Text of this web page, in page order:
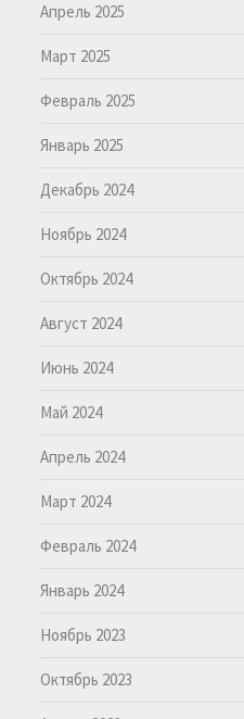
Апрель 2025
Март 2025
Февраль 2025
Январь 2025
Декабрь 2024
Ноябрь 2024
Октябрь 2024
Август 2024
Июнь 2024
Май 2024
Апрель 2024
Март 2024
Февраль 2024
Январь 2024
Ноябрь 2023
Октябрь 2023